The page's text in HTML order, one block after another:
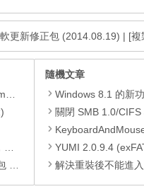
更新修正包 (2014.08.19) | [複
)
隨機文章
Windows 8.1 的新
關閉 SMB 1.0/CIFS
KeyboardAndMouseLocker 1.0
YUMI 2.0.9.4 (exFAT-1.0.2.8)(UEFI-
解決重裝後不能進